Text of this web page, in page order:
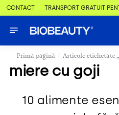
CONTACT TRANSPORT GRATUIT
Prima pagină / Articole etichetate
miere cu goji
10 alimente